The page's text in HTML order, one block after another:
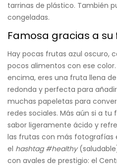
tarrinas de plástico. También
congeladas.
Famosa gracias a
Hay pocas frutas azul oscuro,
pocos alimentos con ese
encima, eres una fruta llena
redonda y perfecta para
muchas papeletas para
redes sociales. Más aún si a
sabor ligeramente ácido y
las frutas con más fotografías
el hashtag #healthy
con avales de prestigio: el